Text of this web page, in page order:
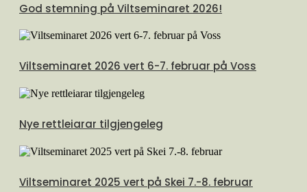
God stemning på Viltseminaret 2026!
Viltseminaret 2026 vert 6-7. februar på Voss
Nye rettleiarar tilgjengeleg
Viltseminaret 2025 vert på Skei 7.-8. februar